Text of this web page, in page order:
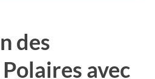
des
avec